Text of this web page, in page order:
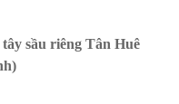
sầu riêng Tân Huê